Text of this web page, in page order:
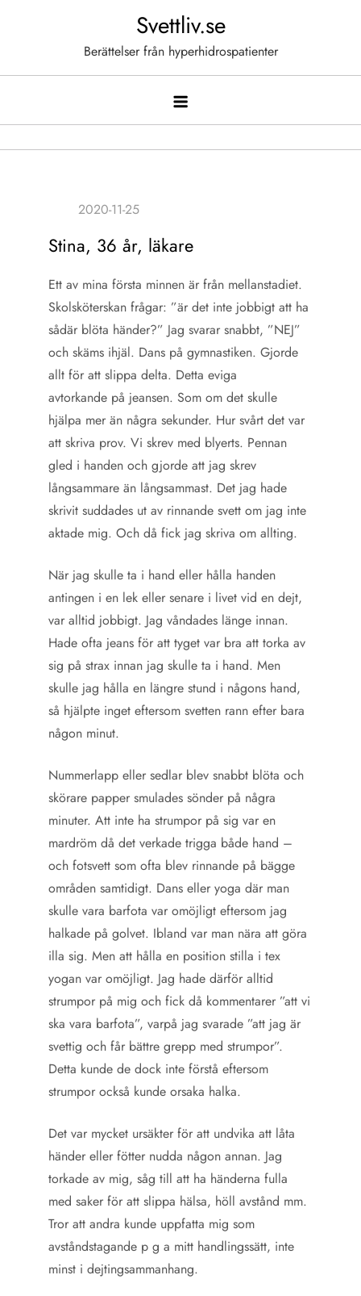
Svettliv.se
Berättelser från hyperhidrospatienter
Stina, 36 år, läkare
Ett av mina första minnen är från mellanstadiet.
Skolsköterskan frågar: ”är det inte jobbigt att ha
sådär blöta händer?” Jag svarar snabbt, ”NEJ”
och skäms ihjäl. Dans på gymnastiken. Gjorde
allt för att slippa delta. Detta eviga
avtorkande på jeansen. Som om det skulle
hjälpa mer än några sekunder. Hur svårt det var
att skriva prov. Vi skrev med blyerts. Pennan
gled i handen och gjorde att jag skrev
långsammare än långsammast. Det jag hade
skrivit suddades ut av rinnande svett om jag inte
aktade mig. Och då fick jag skriva om allting.
När jag skulle ta i hand eller hålla handen
antingen i en lek eller senare i livet vid en dejt,
var alltid jobbigt. Jag våndades länge innan.
Hade ofta jeans för att tyget var bra att torka av
sig på strax innan jag skulle ta i hand. Men
skulle jag hålla en längre stund i någons hand,
så hjälpte inget eftersom svetten rann efter bara
någon minut.
Nummerlapp eller sedlar blev snabbt blöta och
skörare papper smulades sönder på några
minuter. Att inte ha strumpor på sig var en
mardröm då det verkade trigga både hand –
och fotsvett som ofta blev rinnande på bägge
områden samtidigt. Dans eller yoga där man
skulle vara barfota var omöjligt eftersom jag
halkade på golvet. Ibland var man nära att göra
illa sig. Men att hålla en position stilla i tex
yogan var omöjligt. Jag hade därför alltid
strumpor på mig och fick då kommentarer ”att vi
ska vara barfota”, varpå jag svarade ”att jag är
svettig och får bättre grepp med strumpor”.
Detta kunde de dock inte förstå eftersom
strumpor också kunde orsaka halka.
Det var mycket ursäkter för att undvika att låta
händer eller fötter nudda någon annan. Jag
torkade av mig, såg till att ha händerna fulla
med saker för att slippa hälsa, höll avstånd mm.
Tror att andra kunde uppfatta mig som
avståndstagande p g a mitt handlingssätt, inte
minst i dejtingsammanhang.